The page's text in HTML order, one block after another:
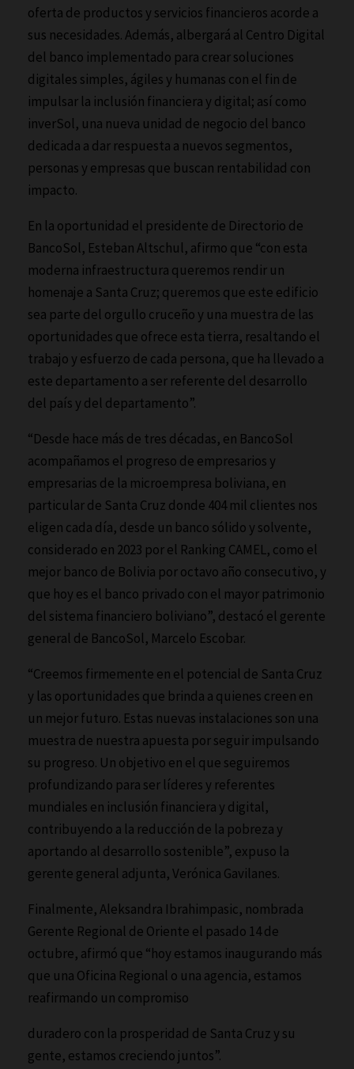
oferta de productos y servicios financieros acorde a
sus necesidades. Además, albergará al Centro Digital
del banco implementado para crear soluciones
digitales simples, ágiles y humanas con el fin de
impulsar la inclusión financiera y digital; así como
inverSol, una nueva unidad de negocio del banco
dedicada a dar respuesta a nuevos segmentos,
personas y empresas que buscan rentabilidad con
impacto.
En la oportunidad el presidente de Directorio de
BancoSol, Esteban Altschul, afirmo que “con esta
moderna infraestructura queremos rendir un
homenaje a Santa Cruz; queremos que este edificio
sea parte del orgullo cruceño y una muestra de las
oportunidades que ofrece esta tierra, resaltando el
trabajo y esfuerzo de cada persona, que ha llevado a
este departamento a ser referente del desarrollo
del país y del departamento”.
“Desde hace más de tres décadas, en BancoSol
acompañamos el progreso de empresarios y
empresarias de la microempresa boliviana, en
particular de Santa Cruz donde 404 mil clientes nos
eligen cada día, desde un banco sólido y solvente,
considerado en 2023 por el Ranking CAMEL, como el
mejor banco de Bolivia por octavo año consecutivo, y
que hoy es el banco privado con el mayor patrimonio
del sistema financiero boliviano”, destacó el gerente
general de BancoSol, Marcelo Escobar.
“Creemos firmemente en el potencial de Santa Cruz
y las oportunidades que brinda a quienes creen en
un mejor futuro. Estas nuevas instalaciones son una
muestra de nuestra apuesta por seguir impulsando
su progreso. Un objetivo en el que seguiremos
profundizando para ser líderes y referentes
mundiales en inclusión financiera y digital,
contribuyendo a la reducción de la pobreza y
aportando al desarrollo sostenible”, expuso la
gerente general adjunta, Verónica Gavilanes.
Finalmente, Aleksandra Ibrahimpasic, nombrada
Gerente Regional de Oriente el pasado 14 de
octubre, afirmó que “hoy estamos inaugurando más
que una Oficina Regional o una agencia, estamos
reafirmando un compromiso
duradero con la prosperidad de Santa Cruz y su
gente, estamos creciendo juntos”.